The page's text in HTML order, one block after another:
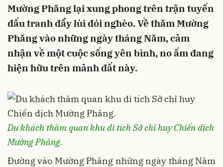
Mường Phăng lại xung phong trên trận tuyến
đấu tranh đẩy lùi đói nghèo. Về thăm Mường
Phăng vào những ngày tháng Năm, cảm
nhận về một cuộc sống yên bình, no ấm đang
hiện hữu trên mảnh đất này.
Du khách thăm quan khu di tích Sở chỉ huy Chiến dịch
Mường Phăng.
Đường vào Mường Phăng những ngày tháng Năm